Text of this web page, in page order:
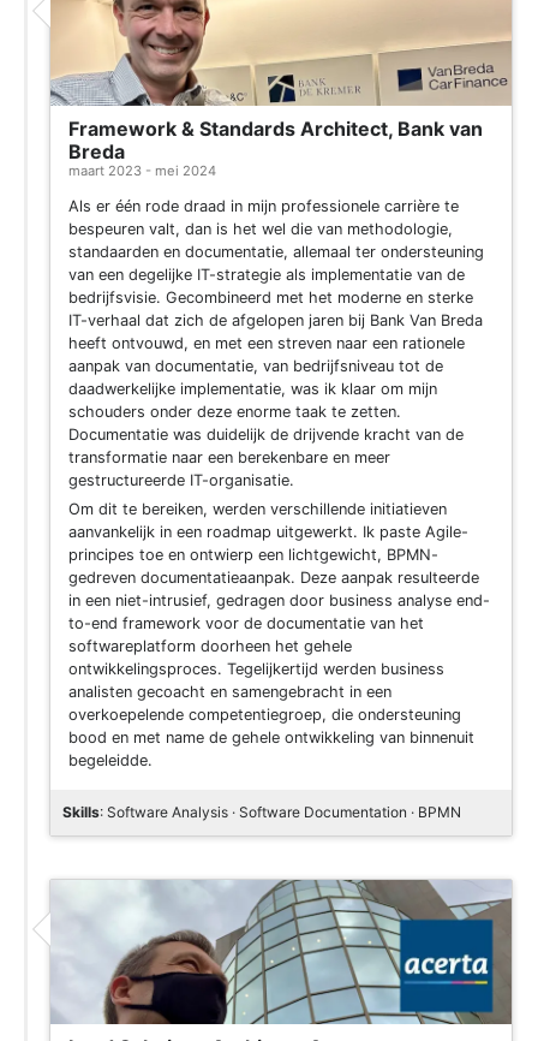
Framework & Standards Architect, Bank van
Breda
maart 2023 - mei 2024
Als er één rode draad in mijn professionele carrière te
bespeuren valt, dan is het wel die van methodologie,
standaarden en documentatie, allemaal ter ondersteuning
van een degelijke IT-strategie als implementatie van de
bedrijfsvisie. Gecombineerd met het moderne en sterke
IT-verhaal dat zich de afgelopen jaren bij Bank Van Breda
heeft ontvouwd, en met een streven naar een rationele
aanpak van documentatie, van bedrijfsniveau tot de
daadwerkelijke implementatie, was ik klaar om mijn
schouders onder deze enorme taak te zetten.
Documentatie was duidelijk de drijvende kracht van de
transformatie naar een berekenbare en meer
gestructureerde IT-organisatie.
Om dit te bereiken, werden verschillende initiatieven
aanvankelijk in een roadmap uitgewerkt. Ik paste Agile-
principes toe en ontwierp een lichtgewicht, BPMN-
gedreven documentatieaanpak. Deze aanpak resulteerde
in een niet-intrusief, gedragen door business analyse end-
to-end framework voor de documentatie van het
softwareplatform doorheen het gehele
ontwikkelingsproces. Tegelijkertijd werden business
analisten gecoacht en samengebracht in een
overkoepelende competentiegroep, die ondersteuning
bood en met name de gehele ontwikkeling van binnenuit
begeleidde.
Skills: Software Analysis · Software Documentation · BPMN